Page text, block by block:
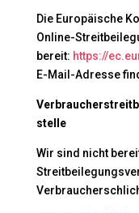
Die Europäische
Online-
bereit: https://
E-Mail-Adresse
stelle
Wir sind nicht